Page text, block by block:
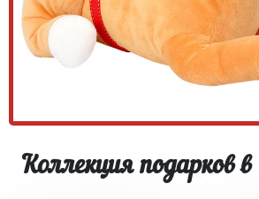
Коллекция подарков в